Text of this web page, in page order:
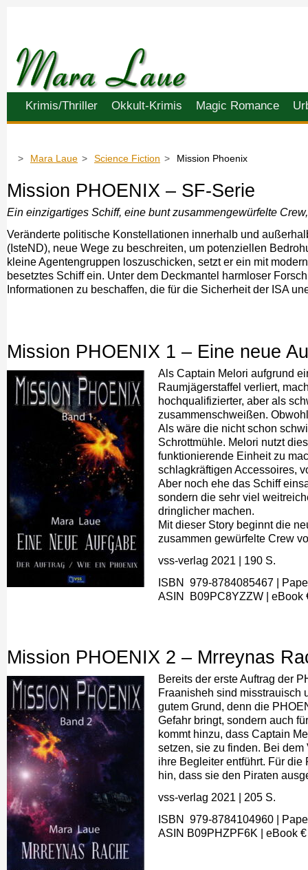
Navigation
überspringen
Krimis/Thriller Okkult-Krimis Magic Romance
Mara Laue Science Fiction Mission Phoenix
Mission PHOENIX – SF-Serie
Ein einzigartiges Schiff, eine bunt zusammengewürfelte
Veränderte politische Konstellationen innerhalb und
(IsteND), neue Wege zu beschreiten, um potenziellen
kleine Agentengruppen loszuschicken, setzt er ein mit
besetztes Schiff ein. Unter dem Deckmantel harmloser
Informationen zu beschaffen, die für die Sicherheit der ISA
Mission PHOENIX 1 – Eine neue
Als Captain Melori aufgrund
Raumjägerstaffel verliert,
hochqualifizierter, aber als
zusammenschweißen.
Als wäre die nicht schon
Schrottmühle. Melori nutzt
funktionierende Einheit zu
schlagkräftigen Accessoires,
Aber noch ehe das Schiff
sondern die sehr viel
dringlicher machen.
Mit dieser Story beginnt die
zusammen gewürfelte Crew
vss-verlag 2021
190 S.
ISBN ‎ 979-8784085467
|
ASIN ‎ B09PC8YZZW | eBook
Mission PHOENIX 2 – Mrreynas
Bereits der erste Auftrag der
Fraanisheh sind misstrauisch
gutem Grund, denn die
Gefahr bringt, sondern auch
kommt hinzu, dass Captain
setzen, sie zu finden. Bei
ihre Begleiter entführt. Für
hin, dass sie den Piraten
vss-verlag 2021
| 205 S.
ISBN ‎ 979-8784104960
|
ASIN B09PHZPF6K eBook